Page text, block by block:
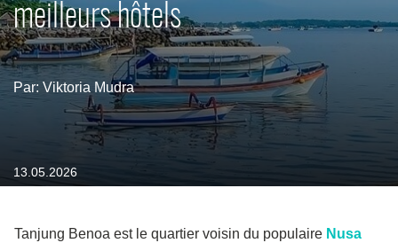
meilleurs hôtels
Par: Viktoria Mudra
13.05.2026
Tanjung Benoa est le quartier voisin du populaire Nusa